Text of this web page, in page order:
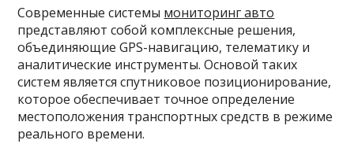
Современные системы мониторинг авто
представляют собой комплексные решения,
объединяющие GPS-навигацию, телематику и
аналитические инструменты. Основой таких
систем является спутниковое позиционирование,
которое обеспечивает точное определение
местоположения транспортных средств в режиме
реального времени.